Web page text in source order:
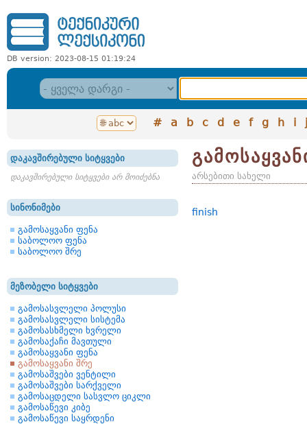
DB version: 2023-08-15 01:19:24
# a b c d e f g h i j
დაკავშირებული სიტყვები
დაკავშირებული სიტყვები არ მოიძებნა
სინონიმები
გამოსაყვანი ფენა
საბოლოო ფენა
საბოლოო შრე
მეზობელი სიტყვები
გამოსასვლელი პოლუსი
გამოსასვლელი სისტემა
გამოსასხმელი ხვრელი
გამოსაქაჩი მავთული
გამოსაყვანი ფენა
გამოსაყვანი შრე
გამოსაშვები ვენტილი
გამოსაშვები სარქველი
გამოსაცდელი სასვლო ციკლი
გამოსაწევი კიბე
გამოსაწევი საყრდენი
არსებითი სახელი
finish